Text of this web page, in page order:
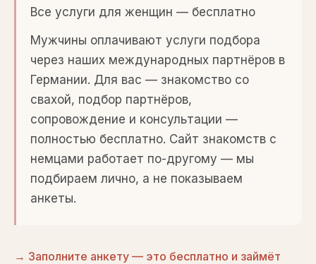
Все услуги для женщин — бесплатно
Мужчины оплачивают услуги подбора
через наших международных партнёров в
Германии. Для вас — знакомство со
свахой, подбор партнёров,
сопровождение и консультации —
полностью бесплатно. Сайт знакомств с
немцами работает по-другому — мы
подбираем лично, а не показываем
анкеты.
→ Заполните анкету — это бесплатно и займёт